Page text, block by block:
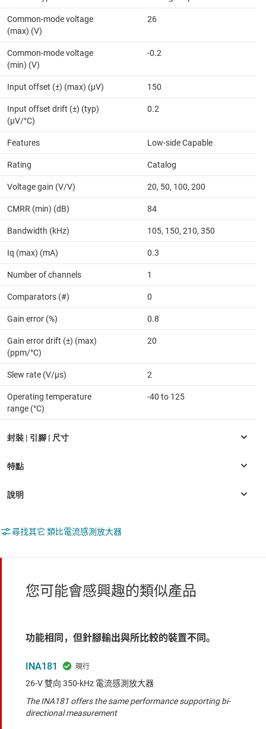
Common-mode voltage
(max) (V)
26
Common-mode voltage
(min) (V)
-0.2
Input offset (±) (max) (µV) 150
Input offset drift (±) (typ)
(µV/°C)
0.2
Features Low-side Capable
Rating Catalog
Voltage gain (V/V) 20, 50, 100, 200
CMRR (min) (dB) 84
Bandwidth (kHz) 105, 150, 210, 350
Iq (max) (mA) 0.3
Number of channels 1
Comparators (#) 0
Gain error (%) 0.8
Gain error drift (±) (max)
(ppm/°C)
20
Slew rate (V/µs) 2
Operating temperature
range (°C)
-40 to 125
尋找其它 類比電流感測放大器
您可能會感興趣的類似產品
功能相同，但針腳輸出與所比較的裝置不同。
INA181
26-V 雙向 350-kHz 電流感測放大器
The INA181 offers the same performance supporting bi-
directional measurement